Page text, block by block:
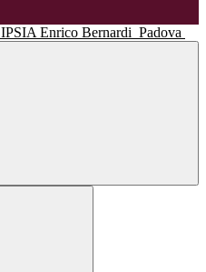
IPSIA Enrico Bernardi Padova